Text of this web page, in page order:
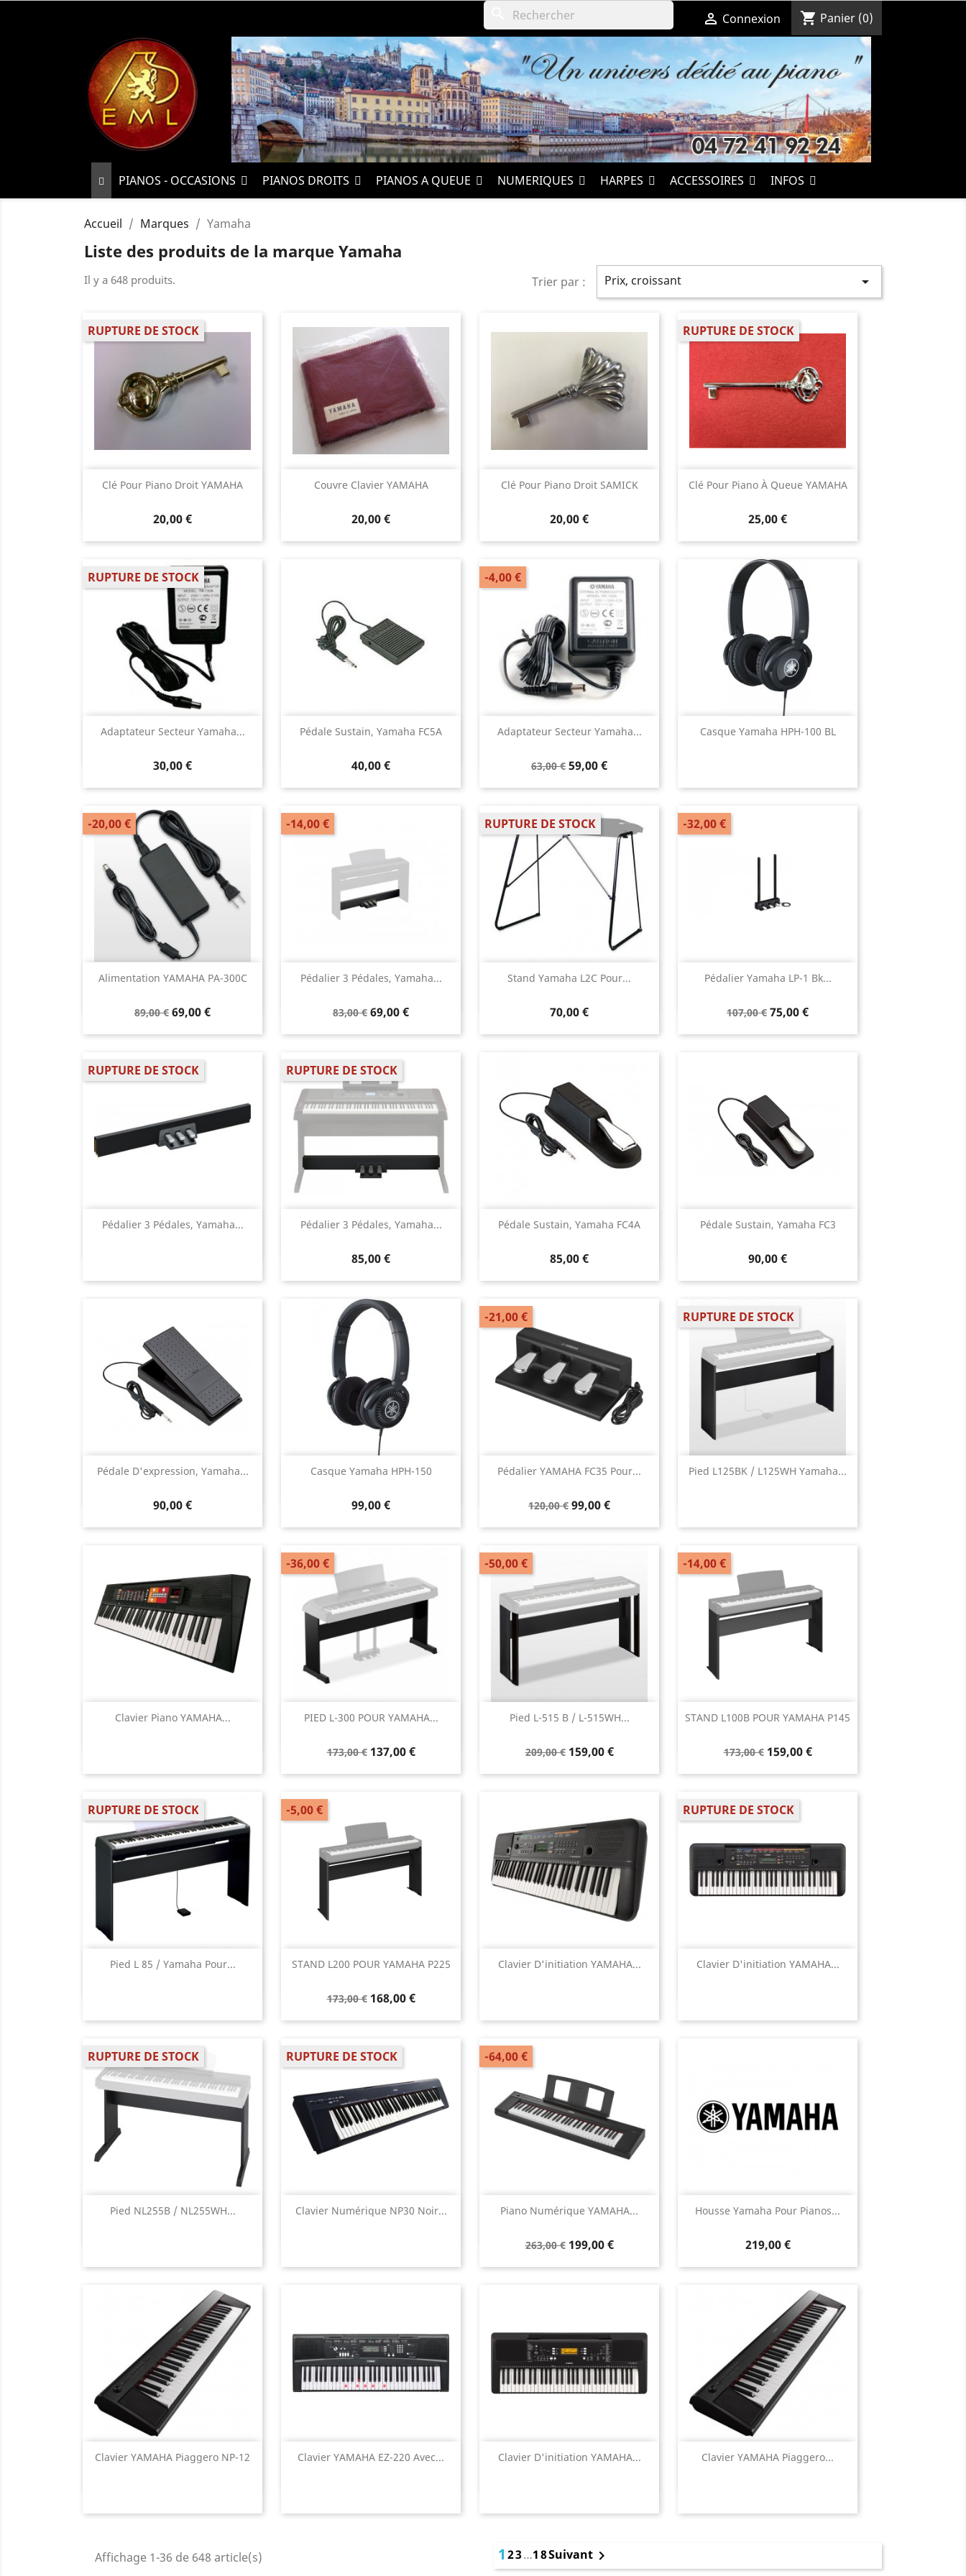
 Connexion shopping_cart Panier (0)
PIANOS - OCCASIONS PIANOS DROITS PIANOS A QUEUE NUMERIQUES HARPES ACCESSOIRES INFOS
Accueil Marques Yamaha
Liste des produits de la marque Yamaha
Il y a 648 produits. Trier par : Prix, croissant 
Clé Pour Piano Droit YAMAHA
20,00 €
RUPTURE DE STOCK
Aperçu rapide Couvre Clavier YAMAHA
20,00 €
Aperçu rapide Clé Pour Piano Droit SAMICK
20,00 €
Aperçu rapide Clé Pour Piano À Queue YAMAHA
25,00 €
RUPTURE DE STOCK
Aperçu rapide
Adaptateur Secteur Yamaha...
30,00 €
RUPTURE DE STOCK
Aperçu rapide Pédale Sustain, Yamaha FC5A
40,00 €
Aperçu rapide Adaptateur Secteur Yamaha...
63,00 € 59,00 €
-4,00 €
Aperçu rapide Casque Yamaha HPH-100 BL
Aperçu rapide
Alimentation YAMAHA PA-300C
89,00 € 69,00 €
-20,00 €
Aperçu rapide Pédalier 3 Pédales, Yamaha...
83,00 € 69,00 €
-14,00 €
Aperçu rapide Stand Yamaha L2C Pour...
70,00 €
RUPTURE DE STOCK
 Aperçu rapide Pédalier Yamaha LP-1 Bk...
107,00 € 75,00 €
-32,00 €
Aperçu rapide
Pédalier 3 Pédales, Yamaha...
RUPTURE DE STOCK
Aperçu rapide Pédalier 3 Pédales, Yamaha...
85,00 €
RUPTURE DE STOCK
Aperçu rapide Pédale Sustain, Yamaha FC4A
85,00 €
Aperçu rapide Pédale Sustain, Yamaha FC3
90,00 €
Aperçu rapide
Pédale D'expression, Yamaha...
90,00 €
Aperçu rapide Casque Yamaha HPH-150
99,00 €
Aperçu rapide Pédalier YAMAHA FC35 Pour...
120,00 € 99,00 €
-21,00 €
Aperçu rapide Pied L125BK / L125WH Yamaha...
RUPTURE DE STOCK
Aperçu rapide
Clavier Piano YAMAHA...
Aperçu rapide PIED L-300 POUR YAMAHA...
173,00 € 137,00 €
-36,00 €
Aperçu rapide Pied L-515 B / L-515WH...
209,00 € 159,00 €
-50,00 €
Aperçu rapide STAND L100B POUR YAMAHA P145
173,00 € 159,00 €
-14,00 €
Aperçu rapide
Pied L 85 / Yamaha Pour...
RUPTURE DE STOCK
Aperçu rapide STAND L200 POUR YAMAHA P225
173,00 € 168,00 €
-5,00 €
Aperçu rapide Clavier D'initiation YAMAHA...
Aperçu rapide Clavier D'initiation YAMAHA...
RUPTURE DE STOCK
Aperçu rapide
Pied NL255B / NL255WH...
RUPTURE DE STOCK
Aperçu rapide Clavier Numérique NP30 Noir...
RUPTURE DE STOCK
Aperçu rapide Piano Numérique YAMAHA...
263,00 € 199,00 €
-64,00 €
Aperçu rapide Housse Yamaha Pour Pianos...
219,00 €
Aperçu rapide
Clavier YAMAHA Piaggero NP-12
Aperçu rapide Clavier YAMAHA EZ-220 Avec...
Aperçu rapide Clavier D'initiation YAMAHA...
Aperçu rapide Clavier YAMAHA Piaggero...
Aperçu rapide
Affichage 1-36 de 648 article(s) 1 23…18Suivant